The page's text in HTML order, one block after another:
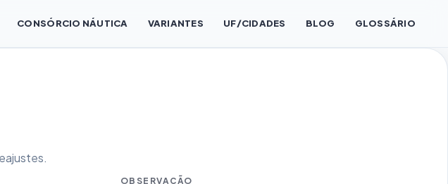
CONSÓRCIO NÁUTICA VARIANTES UF/CIDADES BLOG GLOSSÁRIO
OBSERVAÇÃO